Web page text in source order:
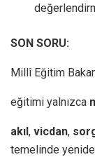
SON SORU:
Millî Eğitim
eğitimi yalnızca
akıl, vicdan,
temelinde